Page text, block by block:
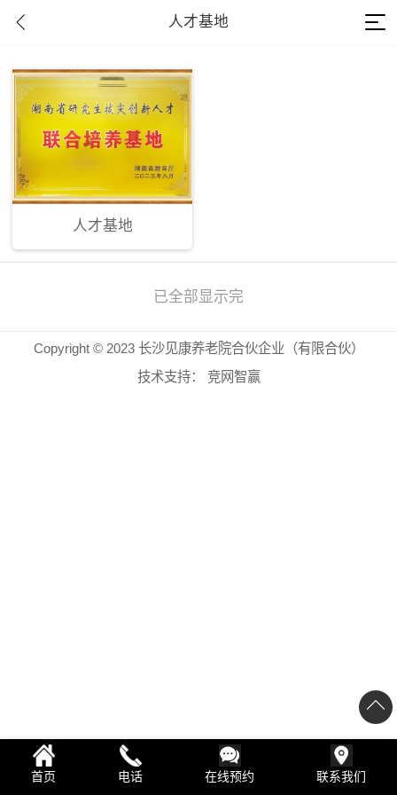
人才基地
人才基地
已全部显示完
首页 电话 在线预约 联系我们
Copyright © 2023 长沙见康养老院合伙企业（有限合伙）
技术支持：
竞网智赢